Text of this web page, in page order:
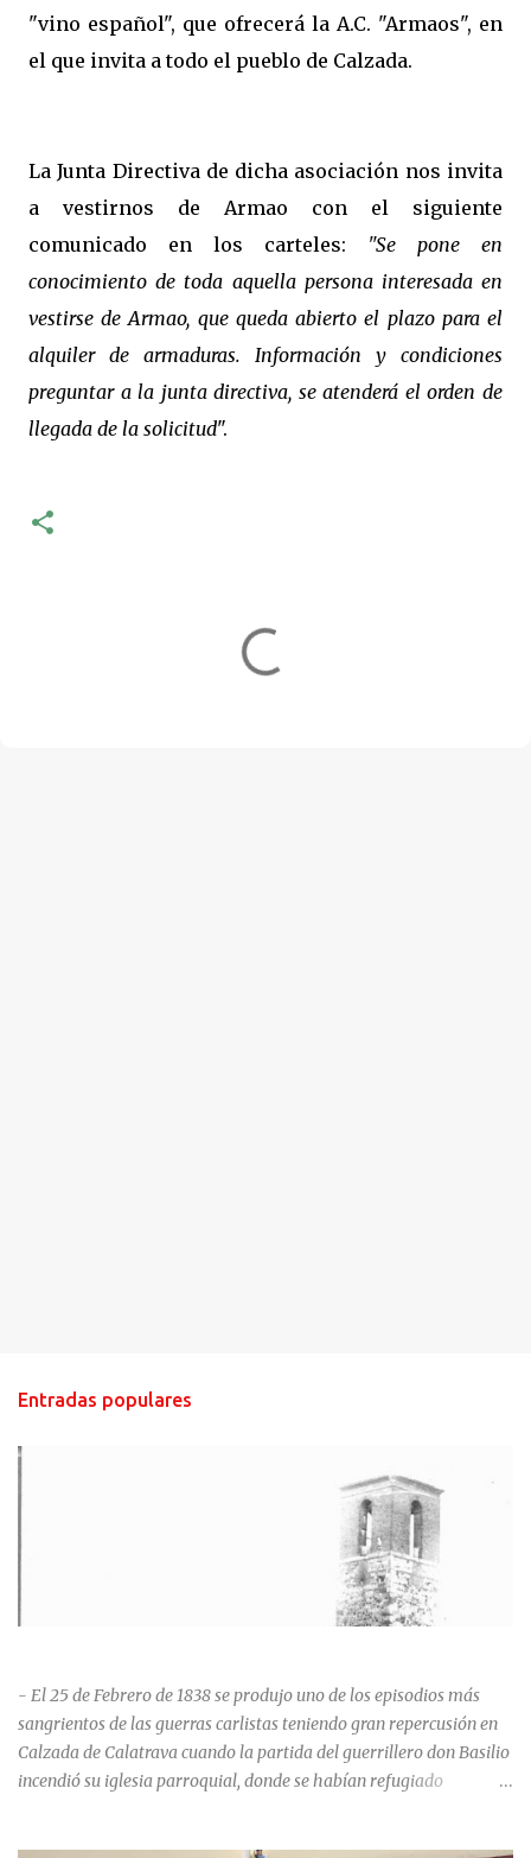
"vino español", que ofrecerá la A.C. "Armaos", en
el que invita a todo el pueblo de Calzada.
La Junta Directiva de dicha asociación nos invita
a vestirnos de Armao con el siguiente
comunicado en los carteles: "Se pone en
conocimiento de toda aquella persona interesada en
vestirse de Armao, que queda abierto el plazo para el
alquiler de armaduras. Información y condiciones
preguntar a la junta directiva, se atenderá el orden de
llegada de la solicitud".
Entradas populares
- El 25 de Febrero de 1838 se produjo uno de los episodios más
sangrientos de las guerras carlistas teniendo gran repercusión en
Calzada de Calatrava cuando la partida del guerrillero don Basilio
incendió su iglesia parroquial, donde se habían refugiado